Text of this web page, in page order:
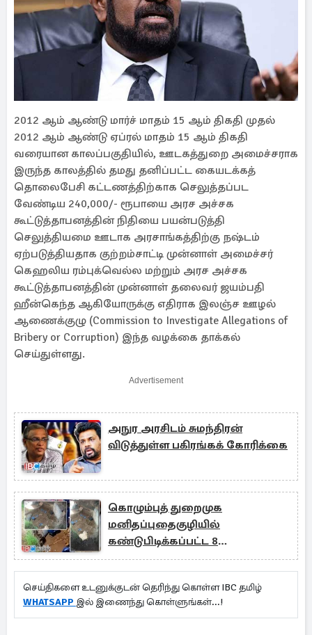
2012 ஆம் ஆண்டு மார்ச் மாதம் 15 ஆம் திகதி முதல்
2012 ஆம் ஆண்டு ஏப்ரல் மாதம் 15 ஆம் திகதி
வரையான காலப்பகுதியில், ஊடகத்துறை அமைச்சராக
இருந்த காலத்தில் தமது தனிப்பட்ட கையடக்கத்
தொலைபேசி கட்டணத்திற்காக செலுத்தப்பட
வேண்டிய 240,000/- ரூபாயை அரச அச்சக
கூட்டுத்தாபனத்தின் நிதியை பயன்படுத்தி
செலுத்தியமை ஊடாக அரசாங்கத்திற்கு நஷ்டம்
ஏற்படுத்தியதாக குற்றம்சாட்டி முன்னாள் அமைச்சர்
கெஹலிய ரம்புக்வெல்ல மற்றும் அரச அச்சக
கூட்டுத்தாபனத்தின் முன்னாள் தலைவர் ஜயம்பதி
ஹீன்கெந்த ஆகியோருக்கு எதிராக இலஞ்ச ஊழல்
ஆணைக்குழு (Commission to Investigate Allegations of
Bribery or Corruption) இந்த வழக்கை தாக்கல்
செய்துள்ளது.
Advertisement
அநுர அரசிடம் சுமந்திரன்
விடுத்துள்ள பகிரங்கக் கோரிக்கை
கொழும்புத் துறைமுக
மனிதப்புதைகுழியில்
கண்டுபிடிக்கப்பட்ட 8
எலும்புக்கூடுகள்
செய்திகளை உடனுக்குடன் தெரிந்து கொள்ள IBC தமிழ்
WHATSAPP இல் இணைந்து கொள்ளுங்கள்...!